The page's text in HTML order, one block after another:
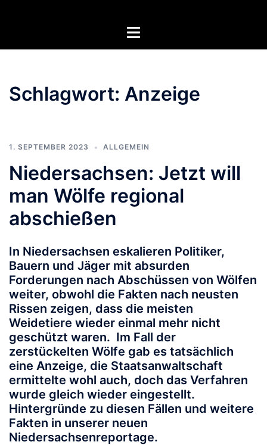
Menü
Schlagwort: Anzeige
1. SEPTEMBER 2023 ALLGEMEIN
Niedersachsen: Jetzt will
man Wölfe regional
abschießen
In Niedersachsen eskalieren Politiker,
Bauern und Jäger mit absurden
Forderungen nach Abschüssen von Wölfen
weiter, obwohl die Fakten nach neusten
Rissen zeigen, dass die meisten
Weidetiere wieder einmal mehr nicht
geschützt waren. Im Fall der
zerstückelten Wölfe gab es tatsächlich
eine Anzeige, die Staatsanwaltschaft
ermittelte wohl auch, doch das Verfahren
wurde gleich wieder eingestellt.
Hintergründe zu diesen Fällen und weitere
Fakten in unserer neuen
Niedersachsenreportage.